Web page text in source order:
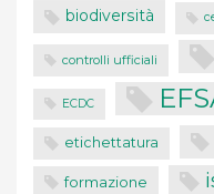
biodiversità
controlli ufficiali
ECDC
etichettatura
formazione